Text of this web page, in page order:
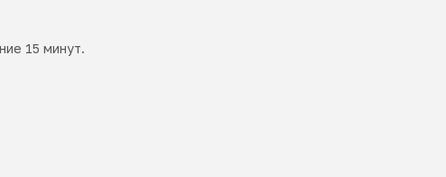
15 минут.